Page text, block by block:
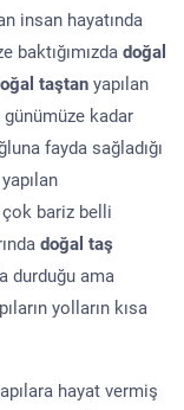
insan hayatında
baktığımızda doğal
taştan yapılan
günümüze kadar
fayda sağladığı
çok bariz belli
doğal taş
durduğu ama
yolların kısa
hayat vermiş